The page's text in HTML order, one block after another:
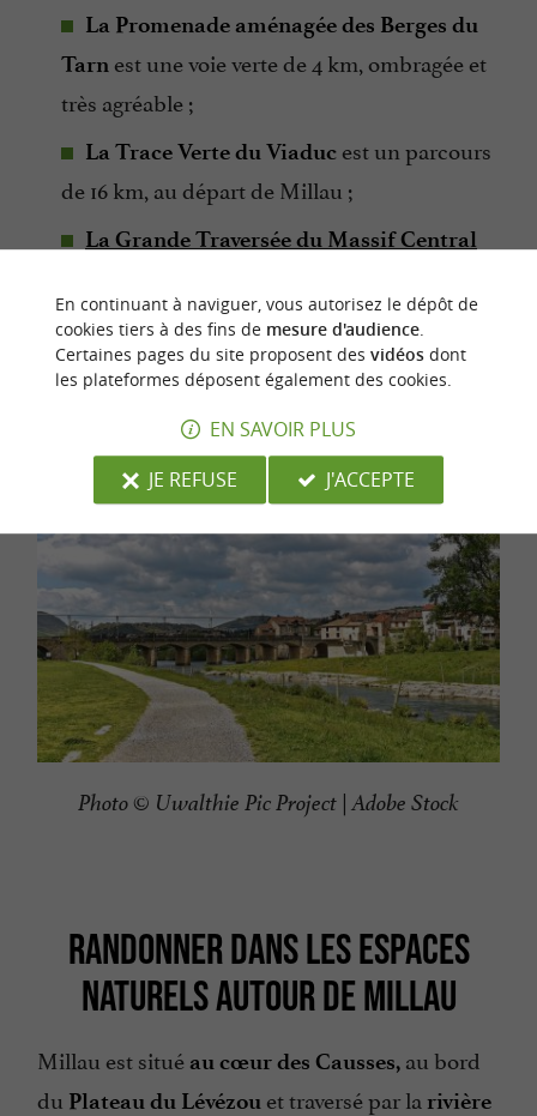
La Promenade aménagée des Berges du
Tarn est une voie verte de 4 km, ombragée et
très agréable ;
La Trace Verte du Viaduc est un parcours
de 16 km, au départ de Millau ;
La Grande Traversée du Massif Central
qui part de Millau et vous mène du Larzac
jusqu’à la Méditerranée. Dans le Tarn, vous
l’empruntez de Millau à la Couvertoirade.
Photo © Uwalthie Pic Project | Adobe Stock
RANDONNER DANS LES ESPACES
NATURELS AUTOUR DE MILLAU
Millau est situé au cœur des Causses, au bord
du Plateau du Lévézou et traversé par la rivière
En continuant à naviguer, vous autorisez le dépôt de
cookies tiers à des fins de mesure d'audience.
Certaines pages du site proposent des vidéosdont
les plateformes déposent également des cookies.
EN SAVOIR PLUS
JE REFUSE
J'ACCEPTE